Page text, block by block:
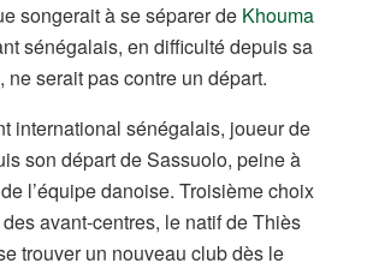
songerait à se séparer de Khouma
sénégalais, en difficulté depuis sa
ne serait pas contre un départ.
international sénégalais, joueur de
son départ de Sassuolo, peine à
l’équipe danoise. Troisième choix
avant-centres, le natif de Thiès
trouver un nouveau club dès le